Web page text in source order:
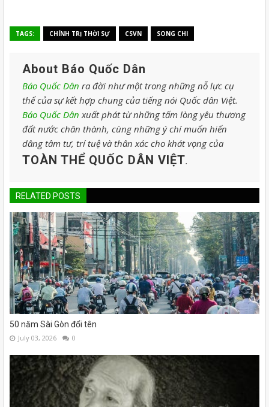
TAGS: CHÍNH TRỊ THỜI SỰ CSVN SONG CHI
About Báo Quốc Dân
Báo Quốc Dân ra đời như một trong những nỗ lực cụ
thể của sự kết hợp chung của tiếng nói Quốc dân Việt.
Báo Quốc Dân xuất phát từ những tấm lòng yêu thương
đất nước chân thành, cùng những ý chí muốn hiến
dâng tâm tư, trí tuệ và thân xác cho khát vọng của
TOÀN THỂ QUỐC DÂN VIỆT.
RELATED POSTS
50 năm Sài Gòn đổi tên
July 03, 2026 0